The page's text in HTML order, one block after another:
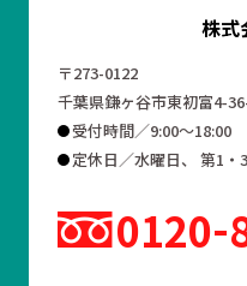
株式
〒273-0122
千葉県鎌ヶ谷市東初富4-
受付時間／9:00～18:00
定休日／水曜日、 第1・
0120